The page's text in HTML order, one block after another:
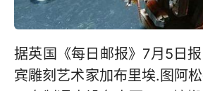
据英国《每日邮报》7月5日
宾雕刻艺术家加布里埃.图阿